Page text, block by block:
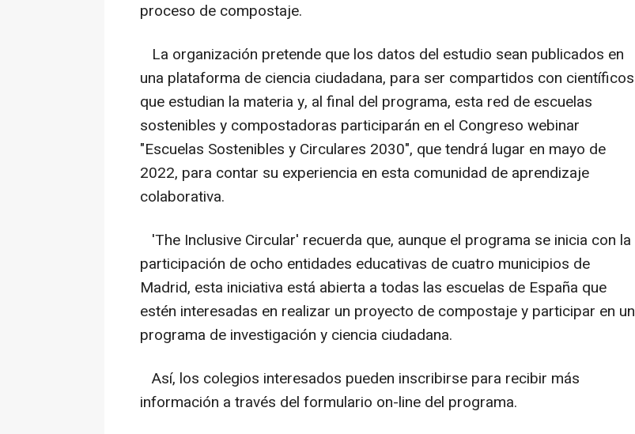
proceso de compostaje.
La organización pretende que los datos del estudio sean publicados en
una plataforma de ciencia ciudadana, para ser compartidos con científicos
que estudian la materia y, al final del programa, esta red de escuelas
sostenibles y compostadoras participarán en el Congreso webinar
"Escuelas Sostenibles y Circulares 2030", que tendrá lugar en mayo de
2022, para contar su experiencia en esta comunidad de aprendizaje
colaborativa.
'The Inclusive Circular' recuerda que, aunque el programa se inicia con la
participación de ocho entidades educativas de cuatro municipios de
Madrid, esta iniciativa está abierta a todas las escuelas de España que
estén interesadas en realizar un proyecto de compostaje y participar en un
programa de investigación y ciencia ciudadana.
Así, los colegios interesados pueden inscribirse para recibir más
información a través del formulario on-line del programa.